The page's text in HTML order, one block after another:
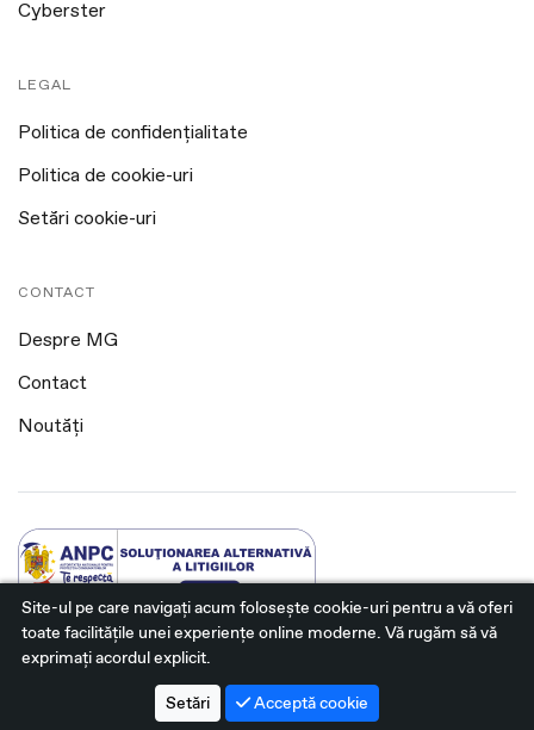
Cyberster
LEGAL
Politica de confidențialitate
Politica de cookie-uri
Setări cookie-uri
CONTACT
Despre MG
Contact
Noutăți
@2026 MG Bistrita. Toate drepturile rezervate.
Platformă dezvoltată de Workleto.
Site-ul pe care navigați acum foloseşte cookie-uri pentru a vă oferi
toate facilitățile unei experiențe online moderne. Vă rugăm să vă
exprimați acordul explicit.
Setări Acceptă cookie